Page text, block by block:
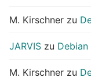
M. Kirschner zu
JARVIS zu
M. Kirschner zu